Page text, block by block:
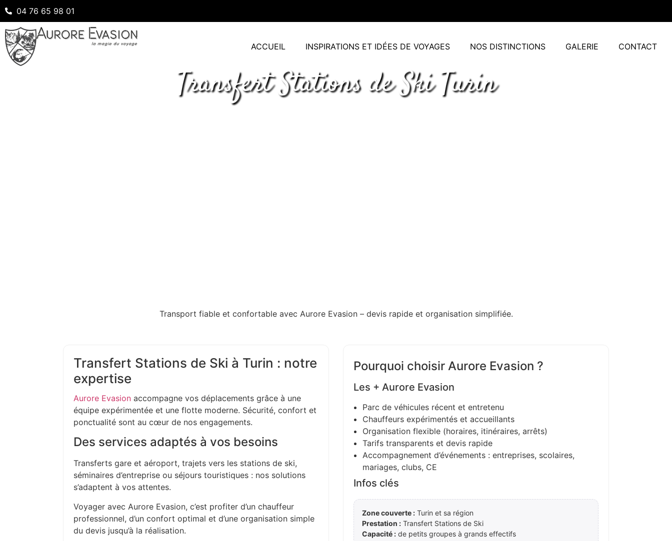
04 76 65 98 01
ACCUEIL INSPIRATIONS ET IDÉES DE VOYAGES NOS DISTINCTIONS GALERIE CONTACT
Transfert Stations de Ski Turin
Transport fiable et confortable avec Aurore Evasion – devis rapide et organisation simplifiée.
Transfert Stations de Ski à Turin : notre
expertise
Aurore Evasion accompagne vos déplacements grâce à une
équipe expérimentée et une flotte moderne. Sécurité, confort et
ponctualité sont au cœur de nos engagements.
Des services adaptés à vos besoins
Transferts gare et aéroport, trajets vers les stations de ski,
séminaires d’entreprise ou séjours touristiques : nos solutions
s’adaptent à vos attentes.
Voyager avec Aurore Evasion, c’est profiter d’un chauffeur
professionnel, d’un confort optimal et d’une organisation simple
du devis jusqu’à la réalisation.
Pourquoi choisir Aurore Evasion ?
Les + Aurore Evasion
Parc de véhicules récent et entretenu
Chauffeurs expérimentés et accueillants
Organisation flexible (horaires, itinéraires, arrêts)
Tarifs transparents et devis rapide
Accompagnement d’événements : entreprises, scolaires,
mariages, clubs, CE
Infos clés
Zone couverte : Turin et sa région
Prestation : Transfert Stations de Ski
Capacité : de petits groupes à grands effectifs